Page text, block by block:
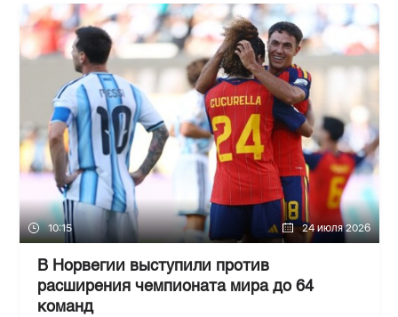
10:15 24 июля 2026
В Норвегии выступили против
расширения чемпионата мира до 64
команд